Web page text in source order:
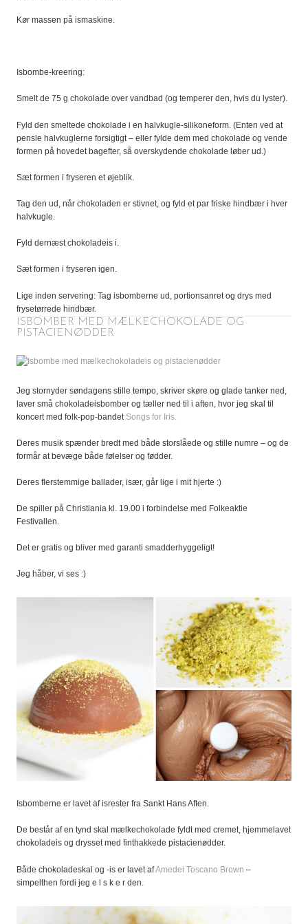
Kør massen på ismaskine.
Isbombe-kreering:
Smelt de 75 g chokolade over vandbad (og temperer den, hvis du lyster).
Fyld den smeltede chokolade i en halvkugle-silikoneform. (Enten ved at
pensle halvkuglerne forsigtigt – eller fylde dem med chokolade og vende
formen på hovedet bagefter, så overskydende chokolade løber ud.)
Sæt formen i fryseren et øjeblik.
Tag den ud, når chokoladen er stivnet, og fyld et par friske hindbær i hver
halvkugle.
Fyld dernæst chokoladeis i.
Sæt formen i fryseren igen.
Lige inden servering: Tag isbomberne ud, portionsanret og drys med
frysetørrede hindbær.
ISBOMBER MED MÆLKECHOKOLADE OG
PISTACIENØDDER
Jeg stornyder søndagens stille tempo, skriver skøre og glade tanker ned,
laver små chokoladeisbomber og tæller ned til i aften, hvor jeg skal til
koncert med folk-pop-bandet Songs for Iris.
Deres musik spænder bredt med både storslåede og stille numre – og de
formår at bevæge både følelser og fødder.
Deres flerstemmige ballader, især, går lige i mit hjerte :)
De spiller på Christiania kl. 19.00 i forbindelse med Folkeaktie
Festivallen.
Det er gratis og bliver med garanti smadderhyggeligt!
Jeg håber, vi ses :)
Isbomberne er lavet af isrester fra Sankt Hans Aften.
De består af en tynd skal mælkechokolade fyldt med cremet, hjemmelavet
chokoladeis og drysset med finthakkede pistacienødder.
Både chokoladeskal og -is er lavet afAmedei Toscano Brown –
simpelthen fordi jeg e l s k e r den.